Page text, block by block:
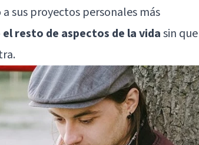
sus proyectos personales más
resto de aspectos de la vidasin que